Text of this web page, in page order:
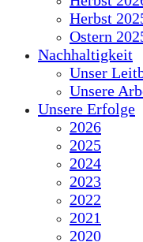
Herbst
Ostern
Nachhaltigkeit
Unser
Unsere
Unsere Erfolge
2026
2025
2024
2023
2022
2021
2020